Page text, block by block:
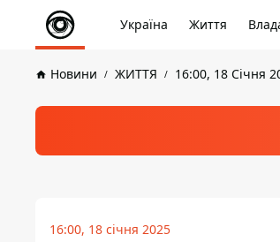
Україна Життя
Новини ЖИТТЯ 16:00, 18 Січня
16:00, 18 січня 2025